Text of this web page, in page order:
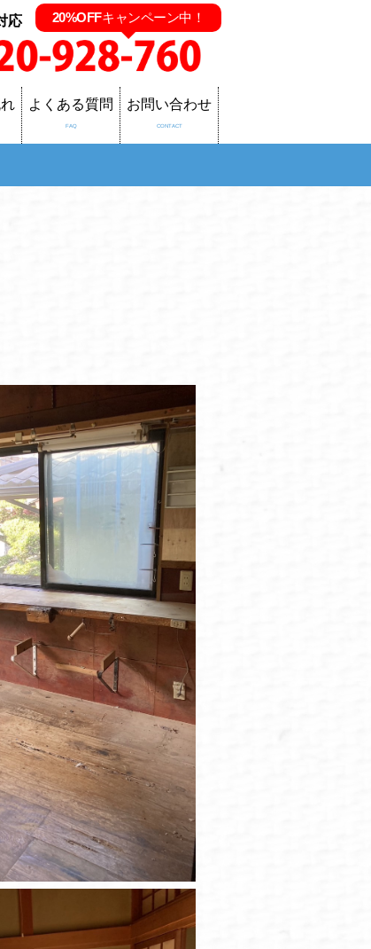
応 20%OFFキャンペーン中！
よくある質問
FAQ
お問い合わせ
CONTACT